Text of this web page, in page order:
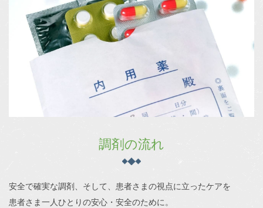
調剤の流れ
安全で確実な調剤、そして、患者さまの視点に立ったケアを
患者さま一人ひとりの安心・安全のために。